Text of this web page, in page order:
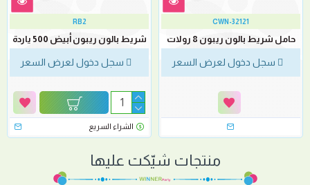
CWN-32121
حامل شريط بالون ريبون 8 رولات
سجل دخول لعرض السعر
RB2
شريط بالون ريبون أبيض 500 ياردة
سجل دخول لعرض السعر
الشراء السريع
منتجات شيّكت عليها